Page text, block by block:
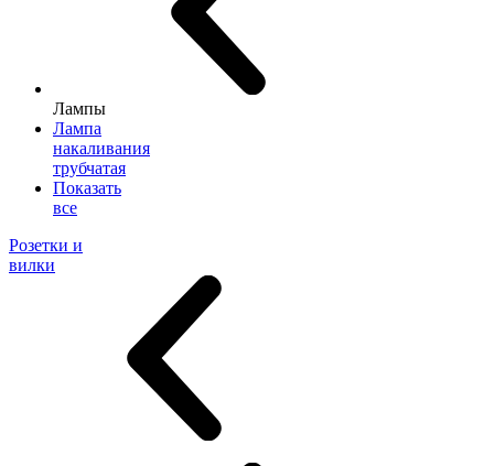
Лампы
Лампа
накаливания
трубчатая
Показать
все
Розетки и
вилки